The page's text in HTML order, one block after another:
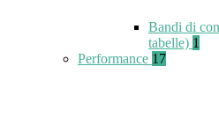
Bandi di
tabelle) 1
Performance 17